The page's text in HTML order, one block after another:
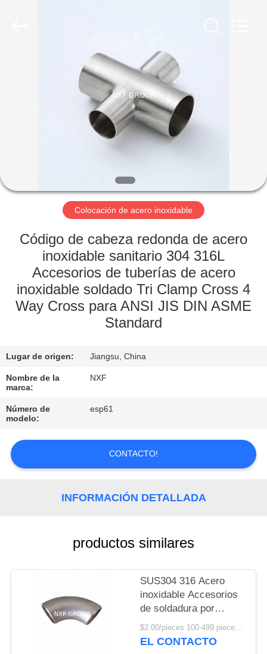
PRODUCTOS
NOSOTROS
RECORRIDO
POR
FÁBRICA
CONTROL
CALIDAD
CONTACTA
CON
NOSOTROS
NOTICIAS
SOLICITAR
SITIO
Colocación de acero inoxidable
Código de cabeza redonda de acero
inoxidable sanitario 304 316L
Accesorios de tuberías de acero
inoxidable soldado Tri Clamp Cross 4
Way Cross para ANSI JIS DIN ASME
Standard
Lugar de origen: Jiangsu, China
Nombre de la
marca:
NXF
Número de
modelo:
esp61
CONTACTO!
INFORMACIÓN DETALLADA
productos similares
SUS304 316 Acero
inoxidable Accesorios
de soldadura por
extremo Bw Lr Largo
radio 90 grados Sch10
$2.00/pieces 100-499 pieces MOQ:100 piezas
EL CONTACTO